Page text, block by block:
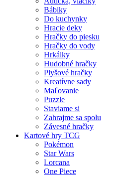
Bábiky
Do kuchynky
Hracie deky
Hračky do piesku
Hračky do vody
Hrkálky
Hudobné hračky
Plyšové hračky
Kreatívne sady
Maľovanie
Puzzle
Staviame si
Zahrajme sa spolu
Závesné hračky
Kartové hry TCG
Pokémon
Star Wars
Lorcana
One Piece